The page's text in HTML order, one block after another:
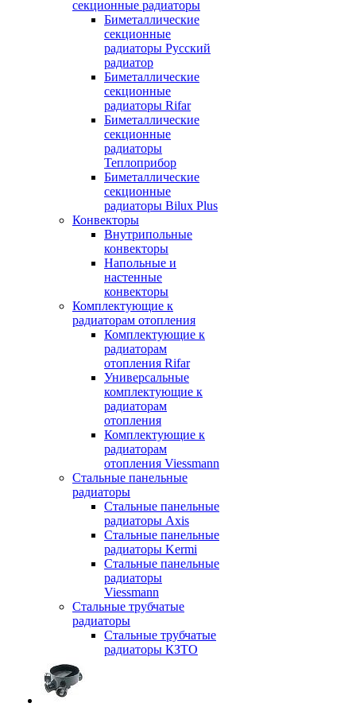
секционные радиаторы
Биметаллические
секционные
радиаторы Русский
радиатор
Биметаллические
секционные
радиаторы Rifar
Биметаллические
секционные
радиаторы
Теплоприбор
Биметаллические
секционные
радиаторы Bilux Plus
Конвекторы
Внутрипольные
конвекторы
Напольные и
настенные
конвекторы
Комплектующие к
радиаторам отопления
Комплектующие к
радиаторам
отопления Rifar
Универсальные
комплектующие к
радиаторам
отопления
Комплектующие к
радиаторам
отопления Viessmann
Стальные панельные
радиаторы
Стальные панельные
радиаторы Axis
Стальные панельные
радиаторы Kermi
Стальные панельные
радиаторы
Viessmann
Стальные трубчатые
радиаторы
Стальные трубчатые
радиаторы КЗТО